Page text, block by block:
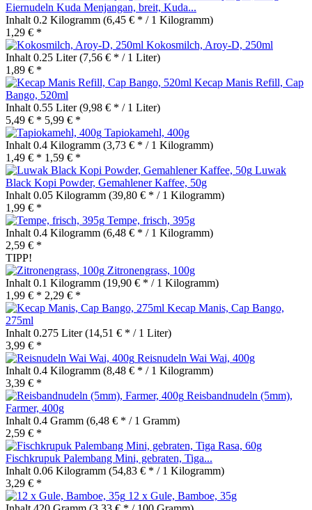
Eiernudeln Kuda Menjangan, breit, Kuda...
Inhalt 0.2 Kilogramm (6,45 € * / 1 Kilogramm)
1,29 € *
Kokosmilch, Aroy-D, 250ml
Inhalt 0.25 Liter(7,56 € * / 1 Liter)
1,89 € *
Kecap Manis Refill, Cap
Bango, 520ml
Inhalt 0.55 Liter(9,98 € * / 1 Liter)
5,49 € * 5,99 € *
Tapiokamehl, 400g
Inhalt 0.4 Kilogramm (3,73 € * / 1 Kilogramm)
1,49 € * 1,59 € *
Luwak
Black Kopi Powder, Gemahlener Kaffee, 50g
Inhalt 0.05 Kilogramm (39,80 € * / 1 Kilogramm)
1,99 € *
Tempe, frisch, 395g
Inhalt 0.4 Kilogramm (6,48 € * / 1 Kilogramm)
2,59 € *
TIPP!
Zitronengrass, 100g
Inhalt 0.1 Kilogramm (19,90 € * / 1 Kilogramm)
1,99 € * 2,29 € *
Kecap Manis, Cap Bango,
275ml
Inhalt 0.275 Liter(14,51 € * / 1 Liter)
3,99 € *
Reisnudeln Wai Wai, 400g
Inhalt 0.4 Kilogramm (8,48 € * / 1 Kilogramm)
3,39 € *
Reisbandnudeln (5mm),
Farmer, 400g
Inhalt 0.4 Gramm (6,48 € * / 1 Gramm)
2,59 € *
Fischkrupuk Palembang Mini, gebraten, Tiga...
Inhalt 0.06 Kilogramm (54,83 € * / 1 Kilogramm)
3,29 € *
12 x Gule, Bamboe, 35g